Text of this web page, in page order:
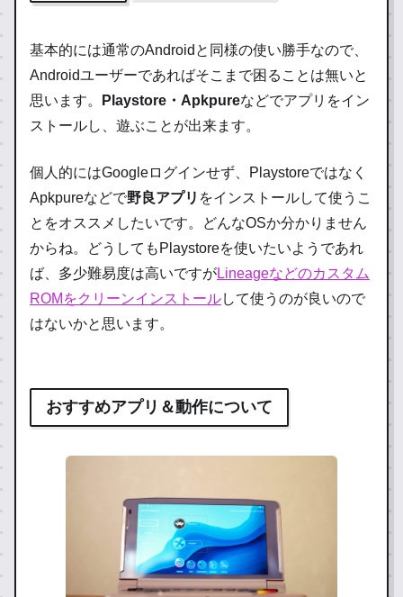
基本的には通常のAndroidと同様の使い勝手なので、
Androidユーザーであればそこまで困ることは無いと
思います。
Playstore・Apkpureなどでアプリをイン
ストールし、遊ぶことが出来ます。
個人的にはGoogleログインせず、Playstoreではなく
Apkpureなどで野良アプリ をインストールして使うこ
とをオススメしたいです。どんなOSか分かりません
からね。どうしてもPlaystoreを使いたいようであれ
ば、多少難易度は高いですがLineageなどのカスタム
ROMをクリーンインストールして使うのが良いので
はないかと思います。
おすすめアプリ＆動作について